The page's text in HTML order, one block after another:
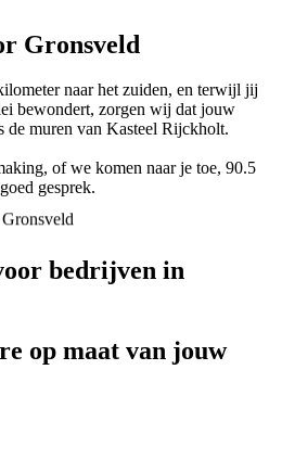
Gronsveld
naar het zuiden, en terwijl jij
bewondert, zorgen wij dat jouw
de muren van Kasteel Rijckholt.
of we komen naar je toe, 90.5
gesprek.
bedrijven in
op maat van jouw